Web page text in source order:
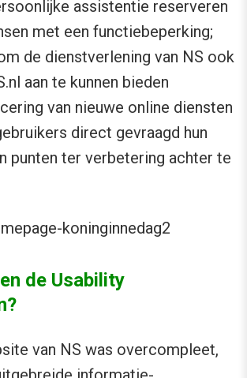
assistentie reserveren
met een functiebeperking;
de dienstverlening van NS ook
aan te kunnen bieden
van nieuwe online diensten
direct gevraagd hun
punten ter verbetering achter te
de Usability
van NS was overcompleet,